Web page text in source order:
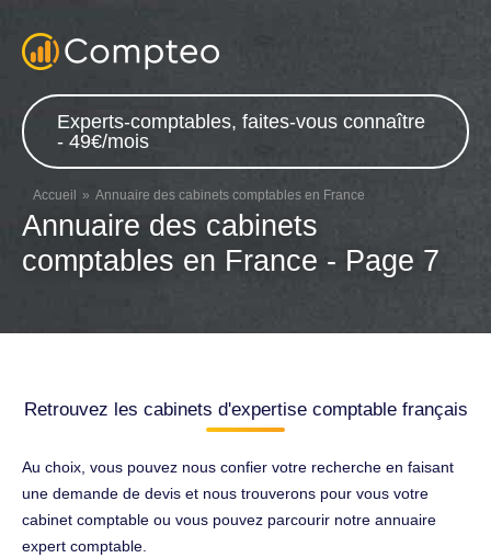
Experts-comptables, faites-vous connaître
- 49€/mois
Accueil Annuaire des cabinets comptables en France
Annuaire des cabinets
comptables en France - Page 7
Retrouvez les cabinets d'expertise comptable français
Au choix, vous pouvez nous confier votre recherche en faisant
une demande de devis et nous trouverons pour vous votre
cabinet comptable ou vous pouvez parcourir notre annuaire
expert comptable.